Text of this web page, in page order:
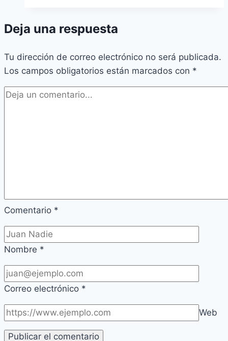
Deja una respuesta
Tu dirección de correo electrónico no será publicada.
Los campos obligatorios están marcados con *
Comentario *
Nombre *
Correo electrónico *
Web